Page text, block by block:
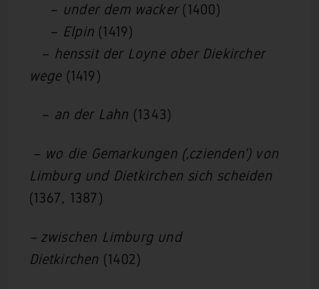
– under dem wacker(1400)
– Elpin(1419)
– henssit der Loyne ober Diekircher
wege(1419)
– an der Lahn (1343)
– wo die Gemarkungen (‚czienden‘) von
Limburg und Dietkirchen sich scheiden
(1367, 1387)
– zwischen Limburg und
Dietkirchen (1402)